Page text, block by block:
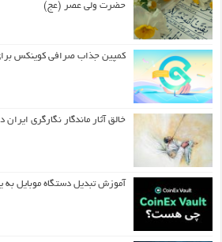
حضرت ولی عصر (عج)
کمپین جذاب صرافی کوینکس
خالق آثار ماندگار نگارگری
آموزش تبدیل دستگاه موبایل